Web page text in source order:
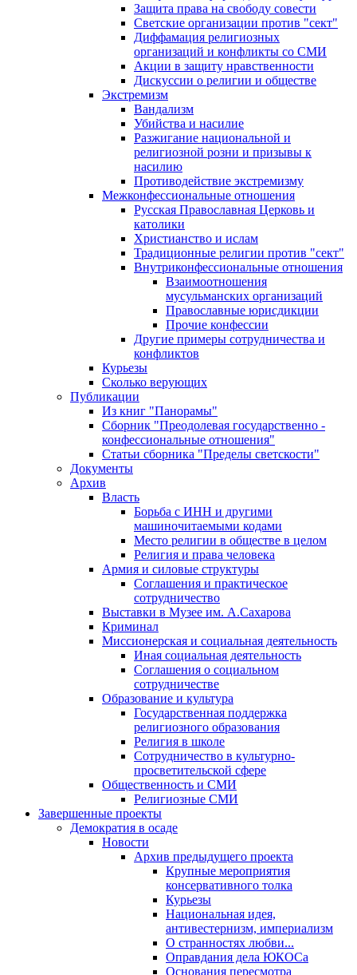
Защита права на свободу совести
Светские организации против "сект"
Диффамация религиозных
организаций и конфликты со СМИ
Акции в защиту нравственности
Дискуссии о религии и обществе
Экстремизм
Вандализм
Убийства и насилие
Разжигание национальной и
религиозной розни и призывы к
насилию
Противодействие экстремизму
Межконфессиональные отношения
Русская Православная Церковь и
католики
Христианство и ислам
Традиционные религии против "сект"
Внутриконфессиональные отношения
Взаимоотношения
мусульманских организаций
Православные юрисдикции
Прочие конфессии
Другие примеры сотрудничества и
конфликтов
Курьезы
Сколько верующих
Публикации
Из книг "Панорамы"
Сборник "Преодолевая государственно -
конфессиональные отношения"
Статьи сборника "Пределы светскости"
Документы
Архив
Власть
Борьба с ИНН и другими
машиночитаемыми кодами
Место религии в обществе в целом
Религия и права человека
Армия и силовые структуры
Соглашения и практическое
сотрудничество
Выставки в Музее им. А.Сахарова
Криминал
Миссионерская и социальная деятельность
Иная социальная деятельность
Соглашения о социальном
сотрудничестве
Образование и культура
Государственная поддержка
религиозного образования
Религия в школе
Сотрудничество в культурно-
просветительской сфере
Общественность и СМИ
Религиозные СМИ
Завершенные проекты
Демократия в осаде
Новости
Архив предыдущего проекта
Крупные мероприятия
консервативного толка
Курьезы
Национальная идея,
антивестернизм, империализм
О странностях любви...
Оправдания дела ЮКОСа
Основания пересмотра